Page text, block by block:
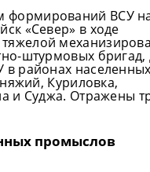
формирований ВСУ
«Север» в ходе
штурмовых бригад,
районах населенных
Куриловка,
и Суджа. Отражены
промыслов